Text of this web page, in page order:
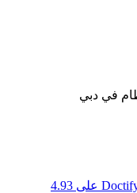
في دبي
4.93 على Doctify (402+